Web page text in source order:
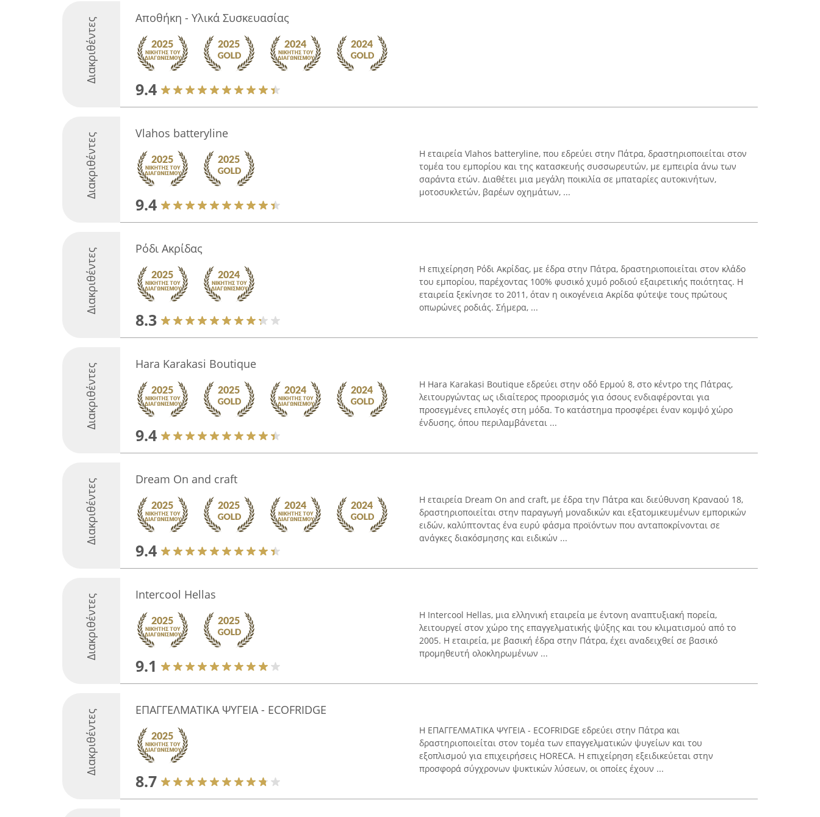
Διακριθέντες Αποθήκη - Υλικά Συσκευασίας
9.4
Διακριθέντες Vlahos batteryline
9.4
Η εταιρεία Vlahos batteryline, που εδρεύει στην Πάτρα, δραστηριοποιείται στον
τομέα του εμπορίου και της κατασκευής συσσωρευτών, με εμπειρία άνω των
σαράντα ετών. Διαθέτει μια μεγάλη ποικιλία σε μπαταρίες αυτοκινήτων,
μοτοσυκλετών, βαρέων οχημάτων, ...
Διακριθέντες Ρόδι Ακρίδας
8.3
Η επιχείρηση Ρόδι Ακρίδας, με έδρα στην Πάτρα, δραστηριοποιείται στον κλάδο
του εμπορίου, παρέχοντας 100% φυσικό χυμό ροδιού εξαιρετικής ποιότητας. Η
εταιρεία ξεκίνησε το 2011, όταν η οικογένεια Ακρίδα φύτεψε τους πρώτους
οπωρώνες ροδιάς. Σήμερα, ...
Διακριθέντες Hara Karakasi Boutique
9.4
Η Hara Karakasi Boutique εδρεύει στην οδό Ερμού 8, στο κέντρο της Πάτρας,
λειτουργώντας ως ιδιαίτερος προορισμός για όσους ενδιαφέρονται για
προσεγμένες επιλογές στη μόδα. Το κατάστημα προσφέρει έναν κομψό χώρο
ένδυσης, όπου περιλαμβάνεται ...
Διακριθέντες Dream On and craft
9.4
Η εταιρεία Dream On and craft, με έδρα την Πάτρα και διεύθυνση Κραναού 18,
δραστηριοποιείται στην παραγωγή μοναδικών και εξατομικευμένων εμπορικών
ειδών, καλύπτοντας ένα ευρύ φάσμα προϊόντων που ανταποκρίνονται σε
ανάγκες διακόσμησης και ειδικών ...
Διακριθέντες Intercool Hellas
9.1
Η Intercool Hellas, μια ελληνική εταιρεία με έντονη αναπτυξιακή πορεία,
λειτουργεί στον χώρο της επαγγελματικής ψύξης και του κλιματισμού από το
2005. Η εταιρεία, με βασική έδρα στην Πάτρα, έχει αναδειχθεί σε βασικό
προμηθευτή ολοκληρωμένων ...
Διακριθέντες ΕΠΑΓΓΕΛΜΑΤΙΚΑ ΨΥΓΕΙΑ - ECOFRIDGE
8.7
Η ΕΠΑΓΓΕΛΜΑΤΙΚΑ ΨΥΓΕΙΑ - ECOFRIDGE εδρεύει στην Πάτρα και
δραστηριοποιείται στον τομέα των επαγγελματικών ψυγείων και του
εξοπλισμού για επιχειρήσεις HORECA. Η επιχείρηση εξειδικεύεται στην
προσφορά σύγχρονων ψυκτικών λύσεων, οι οποίες έχουν ...